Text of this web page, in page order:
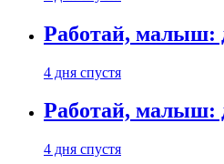
Работай, малыш:
4 дня спустя
Работай, малыш:
4 дня спустя